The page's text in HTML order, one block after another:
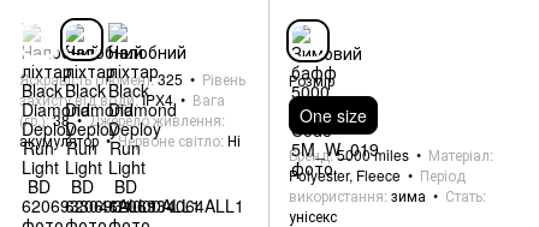
Яскравість (люмен) 325
Рівень
захисту від води IPX4
Вага
(гр.) 38
Джерело живлення
акумулятор
Червоне світло Ні
Розмір
One size
Бренд 5000 miles
Матеріал
Polyester, Fleece
Період
використання зима
Стать
унісекс